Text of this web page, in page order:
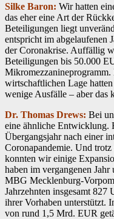
Silke Baron: Wir hatten
das eher eine Art der
Beteiligungen liegt
entspricht im abgelaufenen
der Coronakrise. Auffällig
Beteiligungen bis 50.000
Mikromezzanineprogramm.
wirtschaftlichen Lage
wenige Ausfälle – aber das
Dr. Thomas Drews: Bei
eine ähnliche Entwicklung.
Übergangsjahr nach einer
Coronapandemie. Und
konnten wir einige
haben im vergangenen
MBG Mecklenburg-
Jahrzehnten insgesamt
ihrer Vorhaben unterstützt.
von rund 1,5 Mrd. EUR